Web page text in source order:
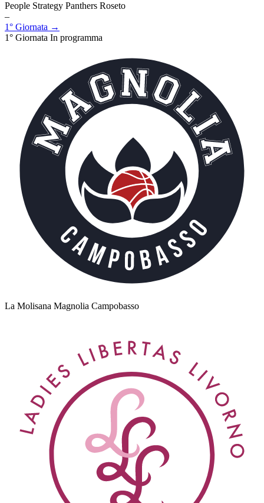
People Strategy Panthers Roseto
–
1° Giornata →
1° Giornata In programma
La Molisana Magnolia Campobasso